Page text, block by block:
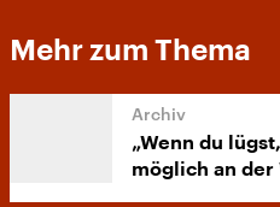
Mehr zum Thema
„Wenn du
möglich an der